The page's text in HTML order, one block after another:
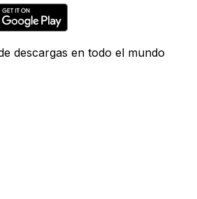
descargas en todo el mundo